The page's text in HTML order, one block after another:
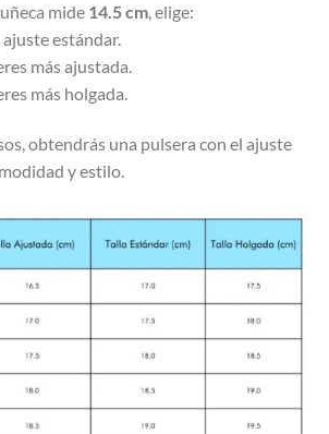
mide 14.5 cm, elige:
estándar.
más ajustada.
más holgada.
obtendrás una pulsera con el ajuste
y estilo.